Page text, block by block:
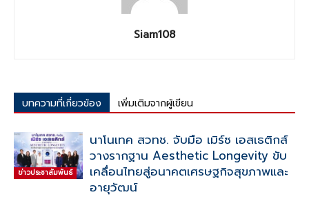
Siam108
บทความที่เกี่ยวข้อง เพิ่มเติมจากผู้เขียน
ข่าวประชาสัมพันธ์
นาโนเทค สวทช. จับมือ เมิร์ซ เอสเธติกส์
วางรากฐาน Aesthetic Longevity ขับ
เคลื่อนไทยสู่อนาคตเศรษฐกิจสุขภาพและ
อายุวัฒน์